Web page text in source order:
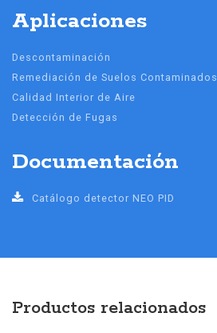
Aplicaciones
Descontaminación
Remediación de Suelos Contaminados
Calidad Interior de Aire
Detección de Fugas
Documentación
Catálogo detector NEO PID
Productos relacionados